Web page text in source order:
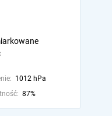
1012 hPa
87%